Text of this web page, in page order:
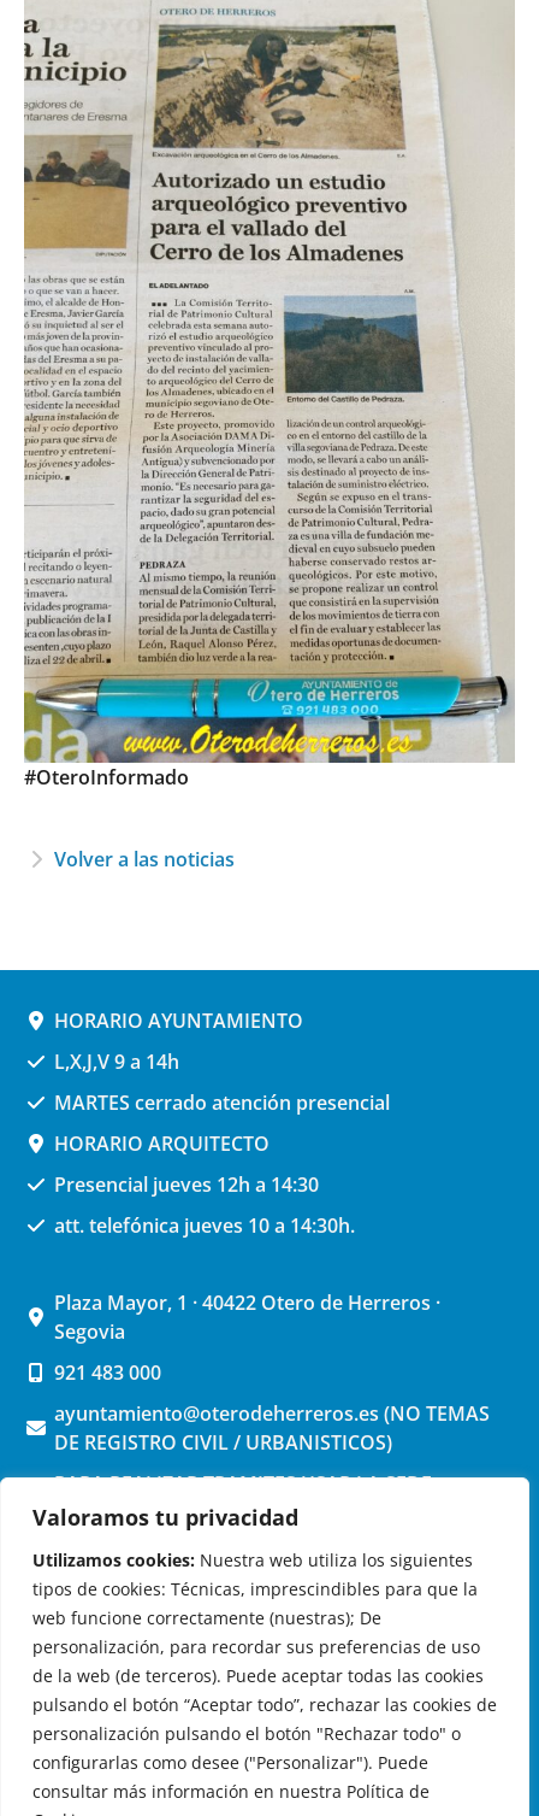
Valoramos tu privacidad
Utilizamos cookies: Nuestra web utiliza los siguientes
tipos de cookies: Técnicas, imprescindibles para que la
web funcione correctamente (nuestras); De
personalización, para recordar sus preferencias de uso
de la web (de terceros). Puede aceptar todas las cookies
pulsando el botón “Aceptar todo”, rechazar las cookies de
personalización pulsando el botón "Rechazar todo" o
configurarlas como desee ("Personalizar"). Puede
consultar más información en nuestra Política de
#OteroInformado
Volver a las noticias
HORARIO AYUNTAMIENTO
L,X,J,V 9 a 14h
MARTES cerrado atención presencial
HORARIO ARQUITECTO
Presencial jueves 12h a 14:30
att. telefónica jueves 10 a 14:30h.
Plaza Mayor, 1 · 40422 Otero de Herreros ·
Segovia
921 483 000
ayuntamiento@oterodeherreros.es (NO TEMAS
DE REGISTRO CIVIL / URBANISTICOS)
PARA REALIZAR TRAMITES USAR LA SEDE
ELECTRONICA (pinchar aquí)
OTERO DE HERREROS EN LAS REDES